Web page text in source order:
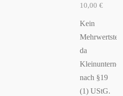
10,00 €
Kein
da
nach §19
(1) UStG.